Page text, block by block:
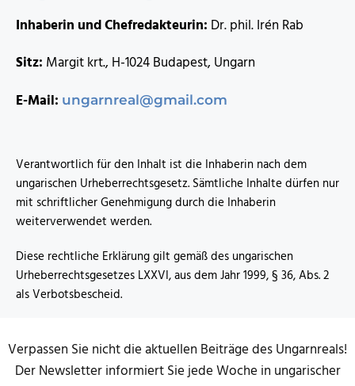
Inhaberin und Chefredakteurin: Dr. phil. Irén Rab
Sitz: Margit krt., H-1024 Budapest, Ungarn
E-Mail: ungarnreal@gmail.com
Verantwortlich für den Inhalt ist die Inhaberin nach dem
ungarischen Urheberrechtsgesetz. Sämtliche Inhalte dürfen nur
mit schriftlicher Genehmigung durch die Inhaberin
weiterverwendet werden.
Diese rechtliche Erklärung gilt gemäß des ungarischen
Urheberrechtsgesetzes LXXVI, aus dem Jahr 1999, § 36, Abs. 2
als Verbotsbescheid.
Verpassen Sie nicht die aktuellen Beiträge des Ungarnreals!
Der Newsletter informiert Sie jede Woche in ungarischer